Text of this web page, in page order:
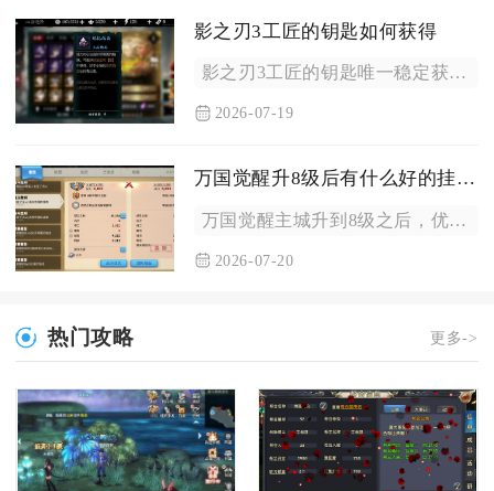
影之刃3工匠的钥匙如何获得
影之刃3工匠的钥匙唯一稳定获取渠道为通关红叶寺主线后，进入石...
2026-07-19
万国觉醒升8级后有什么好的挂机地点
万国觉醒主城升到8级之后，优先选择联盟领地周边7‑10级野蛮...
2026-07-20
热门攻略 更多->